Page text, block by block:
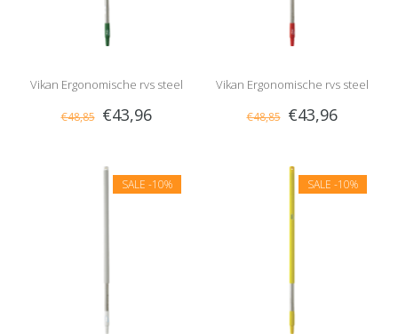
Vikan Ergonomische rvs steel
kort 100 cm, Groen
€48,85 €43,96
Vikan Ergonomische rvs steel
kort 100 cm, Rood
€48,85 €43,96
SALE -10% SALE -10%